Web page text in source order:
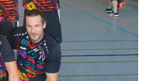
sind wir